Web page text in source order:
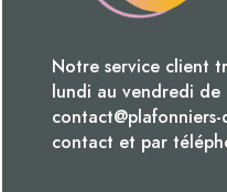
Notre service client
lundi au vendredi de
contact et par